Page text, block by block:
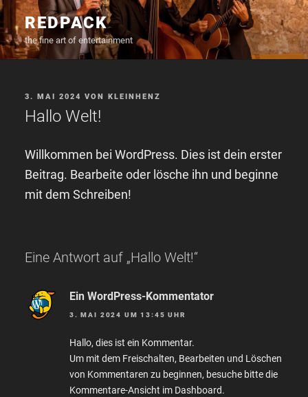
Zum
Inhalt
springen
REDPACK
the fine art of entertainment
VERÖFFENTLICHT
AM
3. MAI 2024 VON KLEINHENZ
Hallo Welt!
Willkommen bei WordPress. Dies ist dein erster
Beitrag. Bearbeite oder lösche ihn und beginne
mit dem Schreiben!
Eine Antwort auf „Hallo Welt!“
Ein WordPress-Kommentator
3. MAI 2024 UM 13:45 UHR
Hallo, dies ist ein Kommentar.
Um mit dem Freischalten, Bearbeiten und Löschen
von Kommentaren zu beginnen, besuche bitte die
Kommentare-Ansicht im Dashboard.